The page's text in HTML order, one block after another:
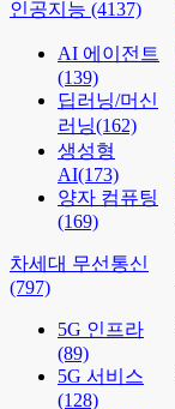
인공지능 (4137)
AI 에이전트
(139)
딥러닝/머신
러닝(162)
생성형
AI(173)
양자 컴퓨팅
(169)
차세대 무선통신
(797)
5G 인프라
(89)
5G 서비스
(128)